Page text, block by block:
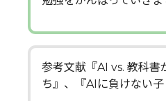
参考文献『AI vs. 教科書
ち』、『AIに負けない子